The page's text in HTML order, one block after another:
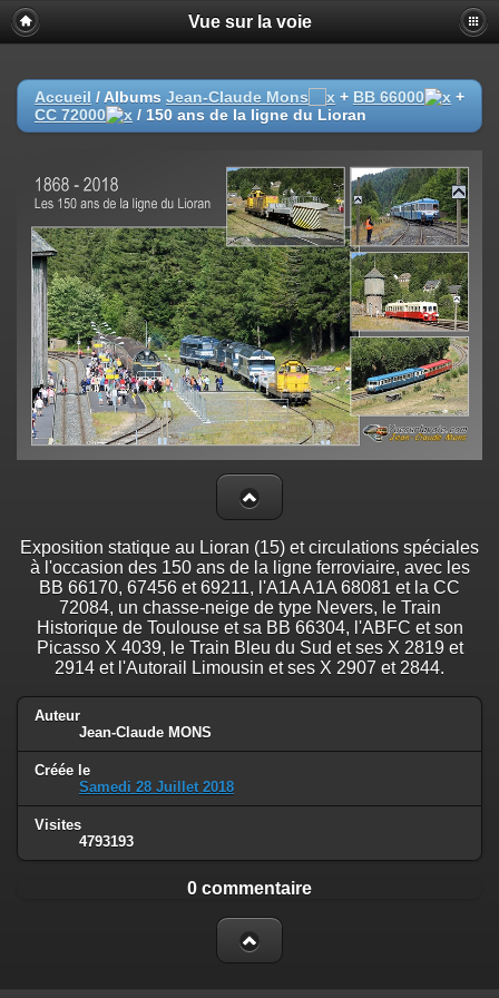
Vue sur la voie
Accueil / Albums Jean-Claude Mons + BB 66000
+
CC 72000
/ 150 ans de la ligne du Lioran
Exposition statique au Lioran (15) et circulations spéciales
à l'occasion des 150 ans de la ligne ferroviaire, avec les
BB 66170, 67456 et 69211, l'A1A A1A 68081 et la CC
72084, un chasse-neige de type Nevers, le Train
Historique de Toulouse et sa BB 66304, l'ABFC et son
Picasso X 4039, le Train Bleu du Sud et ses X 2819 et
2914 et l'Autorail Limousin et ses X 2907 et 2844.
Auteur
Jean-Claude MONS
Créée le
Samedi 28 Juillet 2018
Visites
4793193
0 commentaire